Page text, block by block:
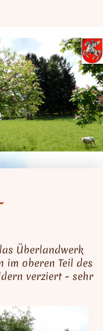
Überlandwerk
im oberen Teil des
verziert - sehr